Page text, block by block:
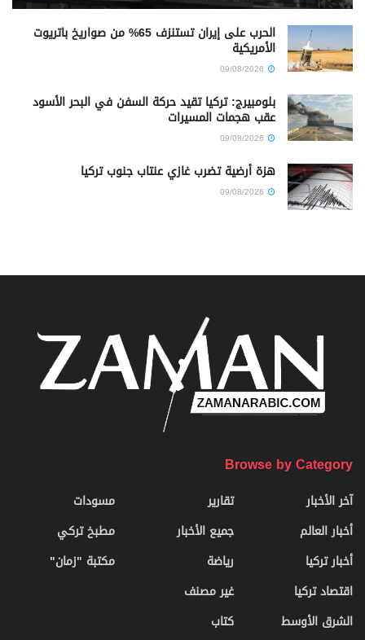
الحرب على إيران تستنزف 65% من صواريخ باتريوت
الأمريكية
بلومبيرج: تركيا تقيد حركة السفن في البحر الأسود
عقب هجمات المسيرات
هزة أرضية تضرب غازي عنتاب جنوب تركيا
Browse by Category
آخر الأخبار
أخبار العالم
أخبار تركيا
اقتصاد تركيا
الشرق الأوسط
تقارير
جميع الأخبار
رياضة
غير مصنف
كتاب
مسودات
مطبخ تركي
مكتبة "زمان"